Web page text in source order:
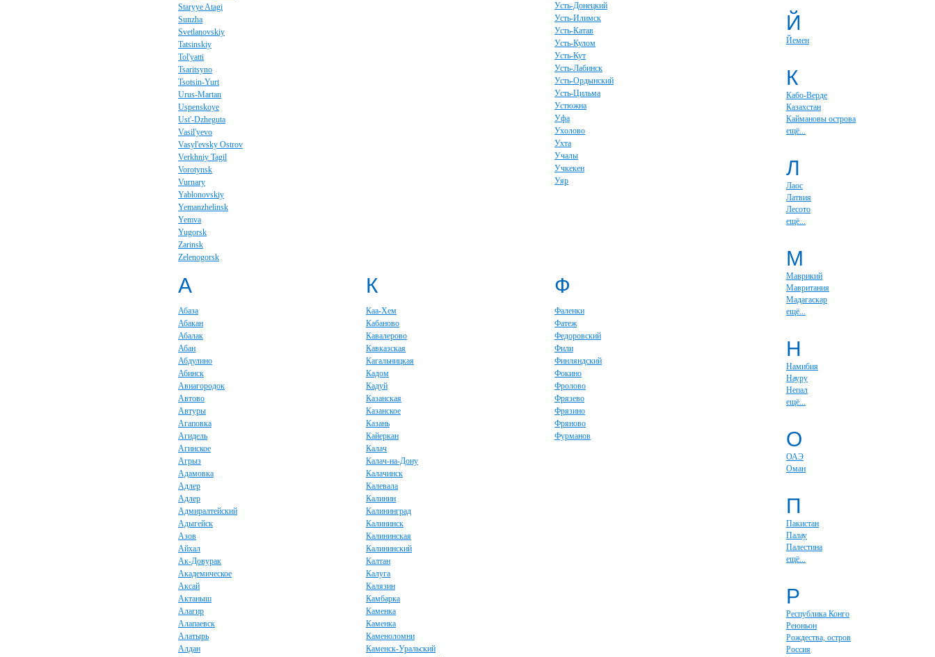
Staryye Atagi
Sunzha
Svetlanovskiy
Tatsinskiy
Tol'yatti
Tsaritsyno
Tsotsin-Yurt
Urus-Martan
Uspenskoye
Ust'-Dzheguta
Vasil'yevo
Vasyl'evsky Ostrov
Verkhniy Tagil
Vorotynsk
Vurnary
Yablonovskiy
Yemanzhelinsk
Yemva
Yugorsk
Zarinsk
Zelenogorsk
Усть-Донецкий
Усть-Илимск
Усть-Катав
Усть-Кулом
Усть-Кут
Усть-Лабинск
Усть-Ордынский
Усть-Цильма
Устюжна
Уфа
Ухолово
Ухта
Учалы
Учкекен
Уяр
А
Абаза
Абакан
Абалак
Абан
Абдулино
Абинск
Авиагородок
Автово
Автуры
Агаповка
Агидель
Агинское
Агрыз
Адамовка
Адлер
Адлер
Адмиралтейский
Адыгейск
Азов
Айхал
Ак-Довурак
Академическое
Аксай
Актаныш
Алагир
Алапаевск
Алатырь
Алдан
К
Каа-Хем
Кабаново
Кавалерово
Кавказская
Кагальницкая
Кадом
Кадуй
Казанская
Казанское
Казань
Кайеркан
Калач
Калач-на-Дону
Калачинск
Калевала
Калинин
Калининград
Калининск
Калининская
Калининский
Калтан
Калуга
Калязин
Камбарка
Каменка
Каменка
Каменоломни
Каменск-Уральский
Ф
Фаленки
Фатеж
Федоровский
Фили
Финляндский
Фокино
Фролово
Фрязево
Фрязино
Фряново
Фурманов
Й
Йемен
К
Кабо-Верде
Казахстан
Каймановы острова
ещё...
Л
Лаос
Латвия
Лесото
ещё...
М
Маврикий
Мавритания
Мадагаскар
ещё...
Н
Намибия
Науру
Непал
ещё...
О
ОАЭ
Оман
П
Пакистан
Палау
Палестина
ещё...
Р
Республика Конго
Реюньон
Рождества, остров
Россия